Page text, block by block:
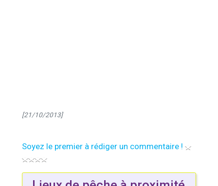
[21/10/2013]
Soyez le premier à rédiger un commentaire !